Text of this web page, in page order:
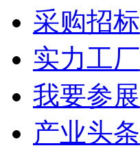
采购招标
实力工厂
我要参展
产业头条